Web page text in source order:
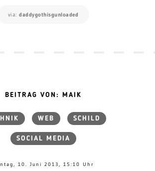
via: daddygothisgunloaded
BEITRAG VON: MAIK
WEB SCHILD
SOCIAL MEDIA
10. Juni 2013, 15:10 Uhr